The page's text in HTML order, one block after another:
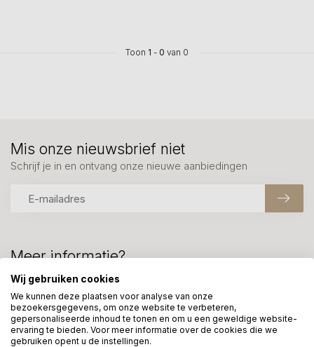
Toon 1 - 0 van 0
Meer informatie?
We helpen graag met uw keuze of geven advies, bel of app
ons 7 dagen per week: 06-23643267
Klantenservice
Mis onze nieuwsbrief niet
Schrijf je in en ontvang onze nieuwe aanbiedingen
Wij gebruiken cookies
We kunnen deze plaatsen voor analyse van onze
bezoekersgegevens, om onze website te verbeteren,
gepersonaliseerde inhoud te tonen en om u een geweldige website-
ervaring te bieden. Voor meer informatie over de cookies die we
gebruiken opent u de instellingen.